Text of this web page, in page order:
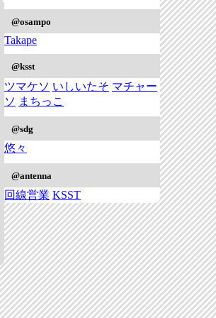
@osampo
Takape
@ksst
ツマケソ いしいたそ マチャー
ソ まちっこ
@sdg
悠々
@antenna
回線営業 KSST